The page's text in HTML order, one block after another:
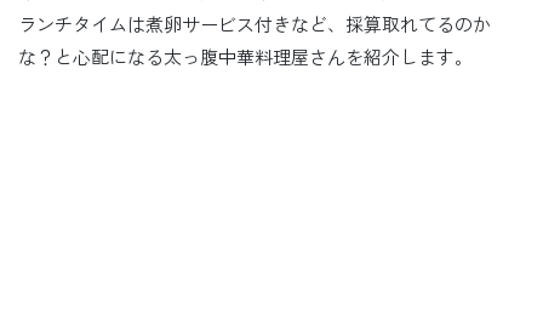
ランチタイムは煮卵サービス付きなど、採算取れてるのか
な？と心配になる太っ腹中華料理屋さんを紹介します。